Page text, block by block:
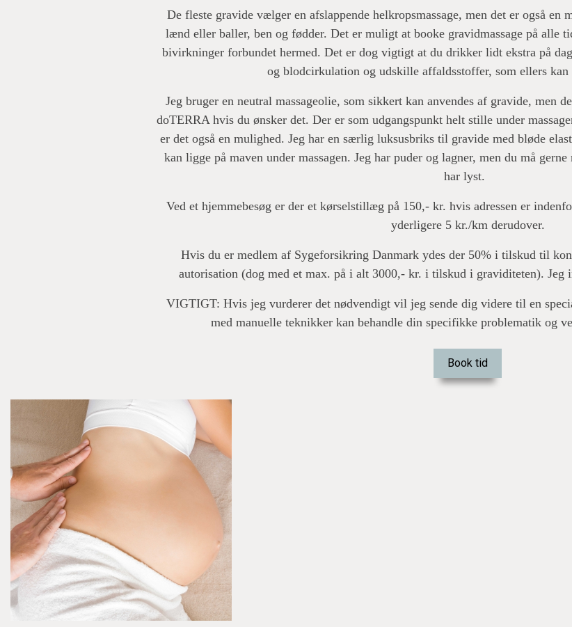
De fleste gravide vælger en afslappende helkropsmassage, men det er også
lænd eller baller, ben og fødder. Det er muligt at booke gravidmassage på alle
bivirkninger forbundet hermed. Det er dog vigtigt at du drikker lidt ekstra på
og blodcirkulation og udskille affaldsstoffer, som ellers kan
Jeg bruger en neutral massageolie, som sikkert kan anvendes af gravide,
doTERRA hvis du ønsker det. Der er som udgangspunkt helt stille under
er det også en mulighed. Jeg har en særlig luksusbriks til gravide med bløde
kan ligge på maven under massagen. Jeg har puder og lagner, men du må
har lyst.
Ved et hjemmebesøg er der et kørselstillæg på 150,- kr. hvis adressen er
yderligere 5 kr./km derudover.
Hvis du er medlem af Sygeforsikring Danmark ydes der 50% i tilskud til
autorisation (dog med et max. på i alt 3000,- kr. i tilskud i graviditeten). Jeg
VIGTIGT: Hvis jeg vurderer det nødvendigt vil jeg sende dig videre til en
med manuelle teknikker kan behandle din specifikke problematik og
Book tid